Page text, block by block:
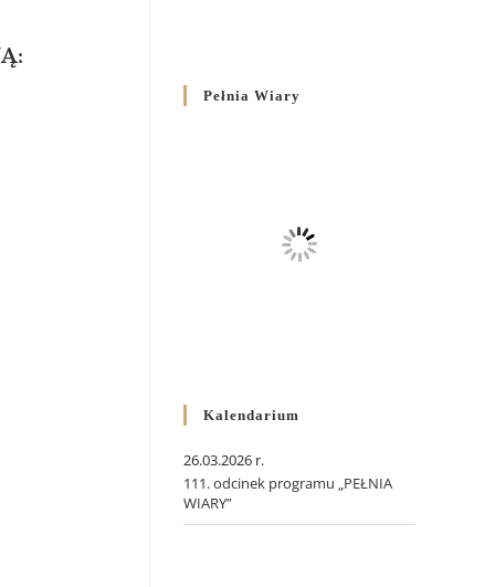
Pełnia Wiary
Kalendarium
26.03.2026 r.
111. odcinek programu „PEŁNIA
WIARY”